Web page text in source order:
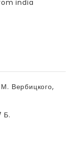
india
Вербицкого,
Б.